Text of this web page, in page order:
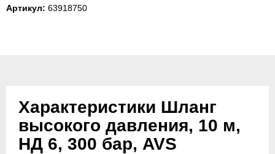
Артикул: 63918750
Характеристики Шланг
высокого давления, 10 м,
НД 6, 300 бар, AVS